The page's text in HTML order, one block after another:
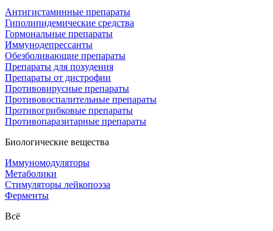
Антигистаминные препараты
Гиполипидемические средства
Гормональные препараты
Иммунодепрессанты
Обезболивающие препараты
Препараты для похудения
Препараты от дистрофии
Противовирусные препараты
Противовоспалительные препараты
Противогрибковые препараты
Противопаразитарные препараты
Биологические вещества
Иммуномодуляторы
Метаболики
Стимуляторы лейкопоэза
Ферменты
Всё